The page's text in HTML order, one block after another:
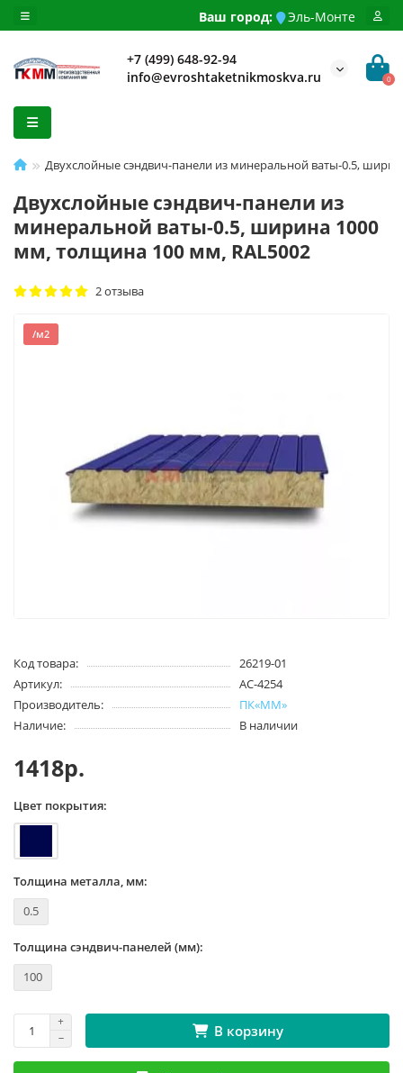
Ваш город: Эль-Монте
+7 (499) 648-92-94
info@evroshtaketnikmoskva.ru
0
Двухслойные сэндвич-панели из минеральной ваты-0.5,
Двухслойные сэндвич-панели из
минеральной ваты-0.5, ширина 1000
мм, толщина 100 мм, RAL5002
2 отзыва
/м2
Код товара:
26219-01
Артикул:
АС-4254
Производитель:
ПК«ММ»
Наличие:
В наличии
1418р.
Цвет покрытия:
Толщина металла, мм:
0.5
Толщина сэндвич-панелей (мм):
100
В корзину